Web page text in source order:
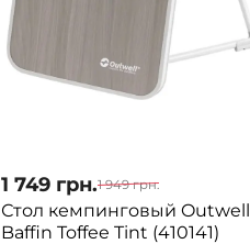
1 749 грн.1 949 грн.
Стол кемпинговый Outwell
Baffin Toffee Tint (410141)